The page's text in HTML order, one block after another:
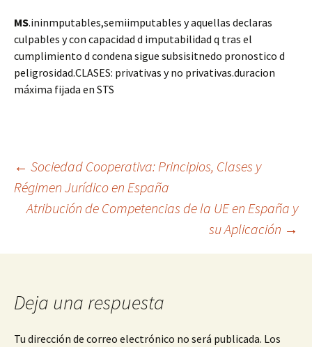
MS.ininmputables,semiimputables y aquellas declaras
culpables y con capacidad d imputabilidad q tras el
cumplimiento d condena sigue subsisitnedo pronostico d
peligrosidad.CLASES: privativas y no privativas.duracion
máxima fijada en STS
Navegación
de
entradas
← Sociedad Cooperativa: Principios, Clases y
Régimen Jurídico en España
Atribución de Competencias de la UE en España y
su Aplicación →
Deja una respuesta
Tu dirección de correo electrónico no será publicada. Los